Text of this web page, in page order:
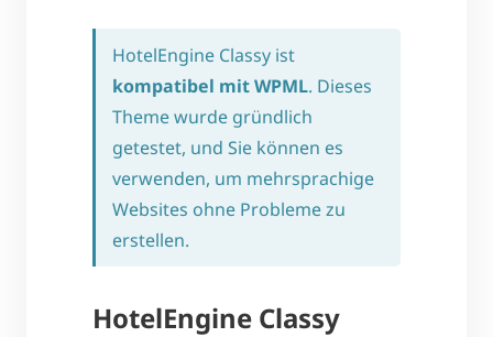
HotelEngine Classy ist
kompatibel mit WPML. Dieses
Theme wurde gründlich
getestet, und Sie können es
verwenden, um mehrsprachige
Websites ohne Probleme zu
erstellen.
HotelEngine Classy